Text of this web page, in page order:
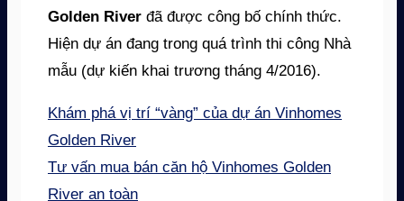
Golden River đã được công bố chính thức.
Hiện dự án đang trong quá trình thi công Nhà
mẫu (dự kiến khai trương tháng 4/2016).
Khám phá vị trí “vàng” của dự án Vinhomes
Golden River
Tư vấn mua bán căn hộ Vinhomes Golden
River an toàn